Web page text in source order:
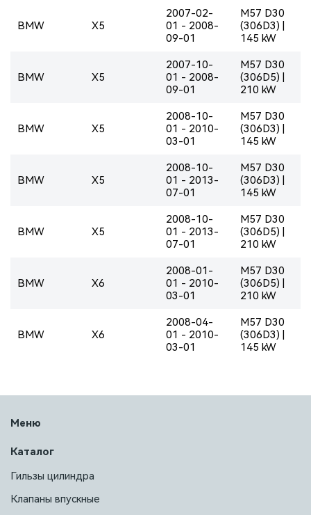
BMW X5
2007-02-
01 - 2008-
09-01
M57 D30
(306D3) |
145 kW
BMW X5
2007-10-
01 - 2008-
09-01
M57 D30
(306D5) |
210 kW
BMW X5
2008-10-
01 - 2010-
03-01
M57 D30
(306D3) |
145 kW
BMW X5
2008-10-
01 - 2013-
07-01
M57 D30
(306D3) |
145 kW
BMW X5
2008-10-
01 - 2013-
07-01
M57 D30
(306D5) |
210 kW
BMW X6
2008-01-
01 - 2010-
03-01
M57 D30
(306D5) |
210 kW
BMW X6
2008-04-
01 - 2010-
03-01
M57 D30
(306D3) |
145 kW
Меню
Каталог
Гильзы цилиндра
Клапаны впускные